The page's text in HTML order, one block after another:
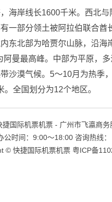
海岸线长1600千米。西北
一部分领土被阿拉伯联合酋
东北部为哈贾尔山脉，沿海
曼最高峰。中部为平原，
沙漠气候。5～10月为热季
全国划分为12个地区。
捷国际机票机票 - 广州市飞瀛商
公时间：9:00～18:00 咨询热线
© 快捷国际机票机票 粤ICP备